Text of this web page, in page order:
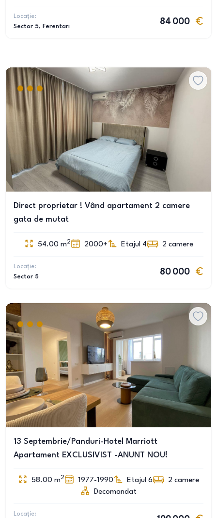
Locație:
Sector 5, Ferentari
84 000
Direct proprietar ! Vând apartament 2 camere
gata de mutat
54.00 m2 2000+ Etajul 4 2 camere
Locație:
Sector 5
80 000
13 Septembrie/Panduri-Hotel Marriott
Apartament EXCLUSIVIST -ANUNT NOU!
58.00 m2 1977-1990 Etajul 6 2 camere
Decomandat
Locație: